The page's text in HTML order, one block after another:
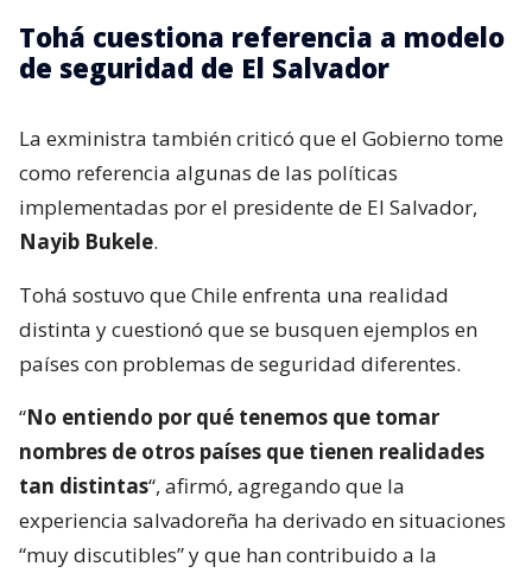
Tohá cuestiona referencia a modelo
de seguridad de El Salvador
La exministra también criticó que el Gobierno tome
como referencia algunas de las políticas
implementadas por el presidente de El Salvador,
Nayib Bukele.
Tohá sostuvo que Chile enfrenta una realidad
distinta y cuestionó que se busquen ejemplos en
países con problemas de seguridad diferentes.
“No entiendo por qué tenemos que tomar
nombres de otros países que tienen realidades
tan distintas“, afirmó, agregando que la
experiencia salvadoreña ha derivado en situaciones
“muy discutibles” y que han contribuido a la